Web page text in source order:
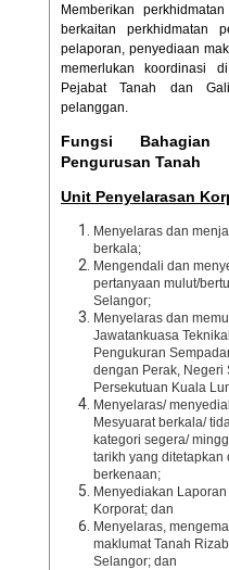
Memberikan
berkaitan perkhidmatan
pelaporan, penyediaan
memerlukan koordinasi
Pejabat Tanah dan
pelanggan.
Fungsi
Pengurusan Tanah
Unit Penyelarasan
Menyelaras dan
berkala;
Mengendali dan
pertanyaan mulut/
Selangor;
Menyelaras dan
Jawatankuasa
Pengukuran
dengan Perak, Negeri
Persekutuan Kuala
Menyelaras/
Mesyuarat berkala/
kategori segera/
tarikh yang ditetapkan
berkenaan;
Menyediakan
Korporat; dan
Menyelaras,
maklumat Tanah
Selangor; dan